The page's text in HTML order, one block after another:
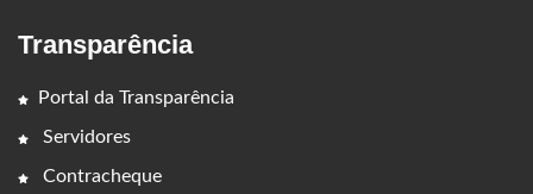
Transparência
Portal da Transparência
Servidores
Contracheque